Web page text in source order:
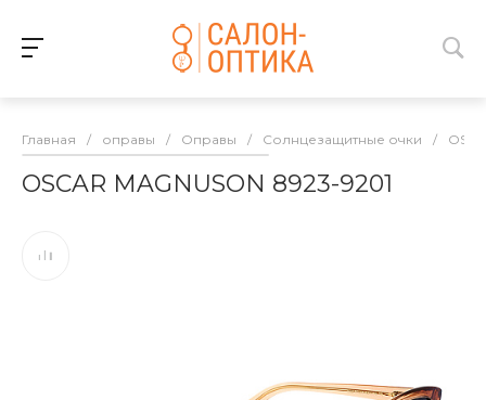
Главная / оправы / Оправы / Солнцезащитные очки /
OSCAR MAGNUSON 8923-9201